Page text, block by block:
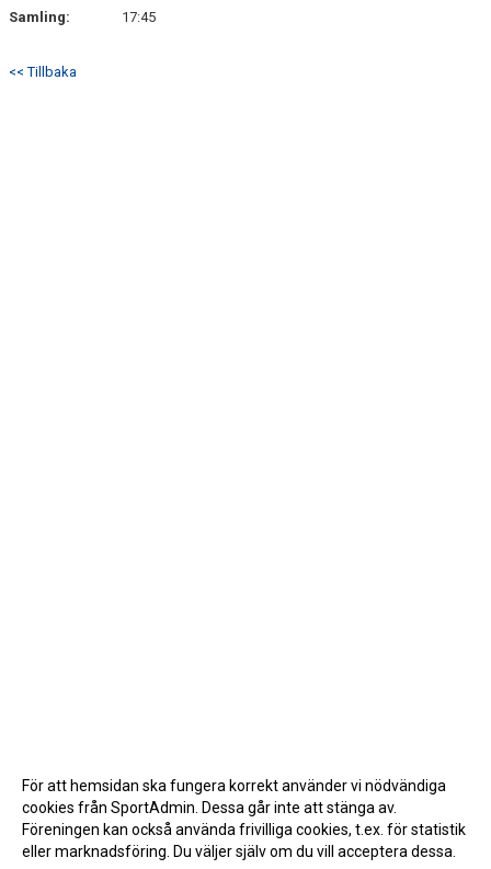
Samling:
17:45
<< Tillbaka
För att hemsidan ska fungera korrekt använder vi nödvändiga
cookies från SportAdmin. Dessa går inte att stänga av.
Föreningen kan också använda frivilliga cookies, t.ex. för statistik
eller marknadsföring. Du väljer själv om du vill acceptera dessa.